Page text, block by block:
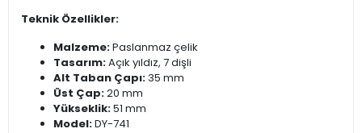
Teknik Özellikler:
Malzeme:Paslanmaz çelik
Tasarım:Açık yıldız, 7 dişli
Alt Taban Çapı:35 mm
Üst Çap:20 mm
Yükseklik:51 mm
Model:DY-741